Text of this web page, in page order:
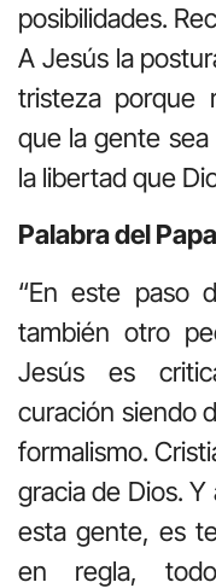
posibilidades.
A Jesús la
tristeza porque
que la gente
la libertad que
Palabra del
“En este paso
también otro
Jesús es
curación siendo
formalismo.
gracia de Dios. Y
esta gente, es
en regla,